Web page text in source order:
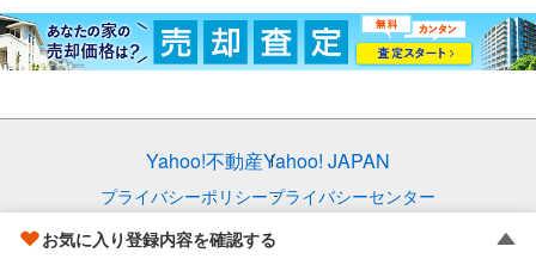
お気に入り登録内容を確認する
Yahoo!不動産Yahoo! JAPAN
プライバシーポリシープライバシーセンター
規約掲載希望の方へ